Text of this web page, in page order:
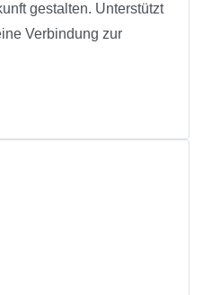
gestalten. Unterstützt
Verbindung zur